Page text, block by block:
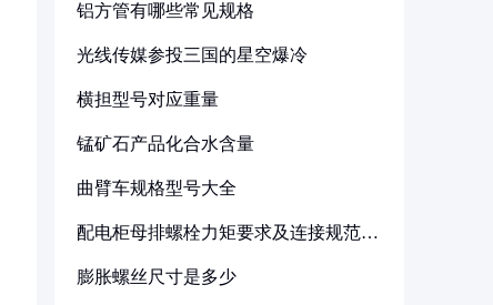
铝方管有哪些常见规格
光线传媒参投三国的星空爆冷
横担型号对应重量
锰矿石产品化合水含量
曲臂车规格型号大全
配电柜母排螺栓力矩要求及连接规范详
膨胀螺丝尺寸是多少